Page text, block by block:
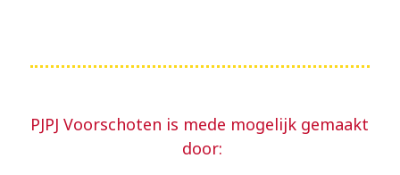
PJPJ Voorschoten is mede mogelijk gemaakt
door: